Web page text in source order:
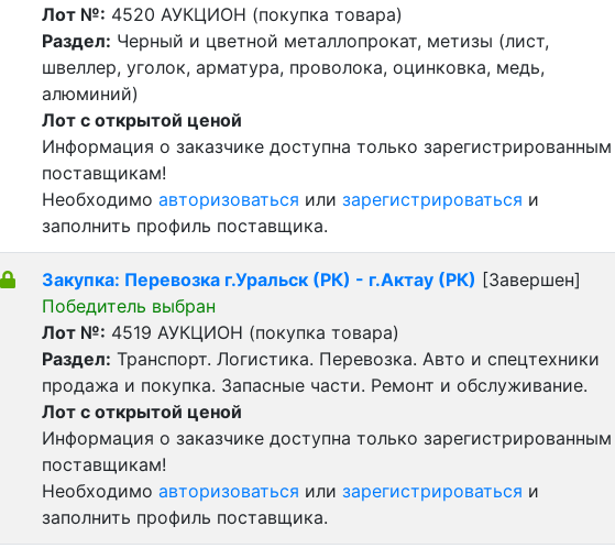
Лот №: 4520 АУКЦИОН (покупка товара)
Раздел: Черный и цветной металлопрокат, метизы (лист,
швеллер, уголок, арматура, проволока, оцинковка, медь,
алюминий)
Лот с открытой ценой
Информация о заказчике доступна только зарегистрированным
поставщикам!
Необходимо авторизоваться или зарегистрироваться и
заполнить профиль поставщика.
Закупка: Перевозка г.Уральск (РК) - г.Актау (РК) [Завершен]
Победитель выбран
Лот №: 4519 АУКЦИОН (покупка товара)
Раздел: Транспорт. Логистика. Перевозка. Авто и спецтехники
продажа и покупка. Запасные части. Ремонт и обслуживание.
Лот с открытой ценой
Информация о заказчике доступна только зарегистрированным
поставщикам!
Необходимо авторизоваться или зарегистрироваться и
заполнить профиль поставщика.